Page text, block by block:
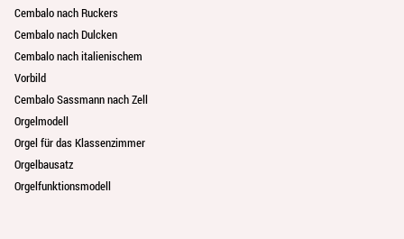
Cembalo nach Ruckers
Cembalo nach Dulcken
Cembalo nach italienischem
Vorbild
Cembalo Sassmann nach Zell
Orgelmodell
Orgel für das Klassenzimmer
Orgelbausatz
Orgelfunktionsmodell